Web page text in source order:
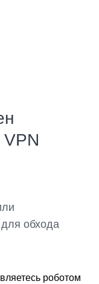
VPN
обхода
роботом